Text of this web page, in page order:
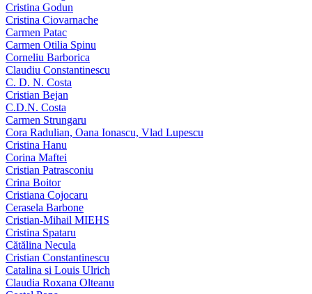
Cristina Godun
Cristina Ciovarnache
Carmen Patac
Carmen Otilia Spinu
Corneliu Barborica
Claudiu Constantinescu
C. D. N. Costa
Cristian Bejan
C.D.N. Costa
Carmen Strungaru
Cora Radulian, Oana Ionascu, Vlad Lupescu
Cristina Hanu
Corina Maftei
Cristian Patrasconiu
Crina Boitor
Cristiana Cojocaru
Cerasela Barbone
Cristian-Mihail MIEHS
Cristina Spataru
Cătălina Necula
Cristian Constantinescu
Catalina si Louis Ulrich
Claudia Roxana Olteanu